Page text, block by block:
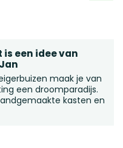
een idee van
maak je van
een droomparadijs.
kasten en